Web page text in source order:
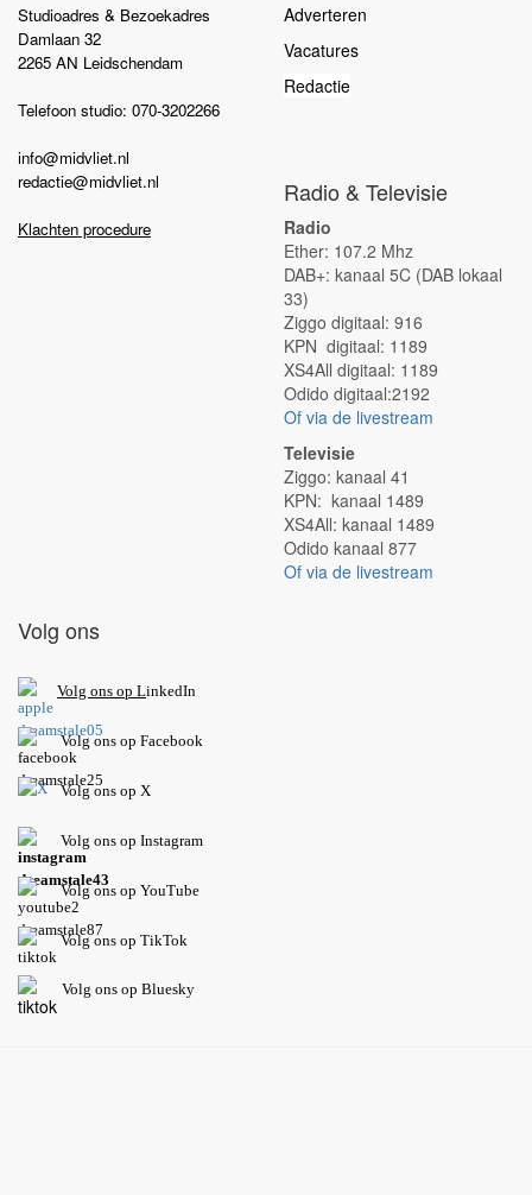
Studioadres & Bezoekadres
Damlaan 32
2265 AN Leidschendam
Telefoon studio: 070-3202266
info@midvliet.nl
redactie@midvliet.nl
Klachten procedure
Adverteren
Vacatures
Redactie
Radio & Televisie
Radio
Ether: 107.2 Mhz
DAB+: kanaal 5C (DAB lokaal
33)
Ziggo digitaal: 916
KPN digitaal: 1189
XS4All digitaal: 1189
Odido digitaal:2192
Of via de livestream
Televisie
Ziggo: kanaal 41
KPN: kanaal 1489
XS4All: kanaal 1489
Odido kanaal 877
Of via de livestream
Volg ons
Volg ons op LinkedIn
Volg ons op Facebook
Volg ons op X
Volg ons op Instagram
Volgons op YouTube
Volg ons op TikTok
Volg ons op Bluesky